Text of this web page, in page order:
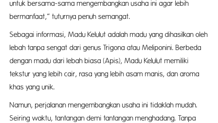
untuk bersama-sama mengembangkan usaha ini agar lebih
bermanfaat,” tuturnya penuh semangat.
Sebagai informasi, Madu Kelulut adalah madu yang dihasilkan oleh
lebah tanpa sengat dari genus Trigona atau Meliponini. Berbeda
dengan madu dari lebah biasa (Apis), Madu Kelulut memiliki
tekstur yang lebih cair, rasa yang lebih asam manis, dan aroma
khas yang unik.
Namun, perjalanan mengembangkan usaha ini tidaklah mudah.
Seiring waktu, tantangan demi tantangan menghadang. Tanpa